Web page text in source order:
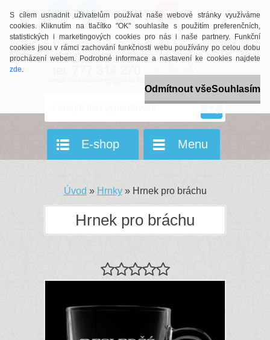
S cílem usnadnit uživatelům používat naše webové stránky využíváme
cookies. Kliknutím na tlačítko "OK" souhlasíte s použitím preferenčních,
statistických i marketingových cookies pro nás i naše partnery. Funkční
cookies jsou v rámci zachování funkčnosti webu používány po celou dobu
procházení webem. Podrobné informace a nastavení ke cookies najdete
zde.
Odmítnout všeSouhlasím
0 ks / 0 Kč
E-shop Menu
Úvod » Hrnky » Hrnek pro bráchu
Hrnek pro bráchu